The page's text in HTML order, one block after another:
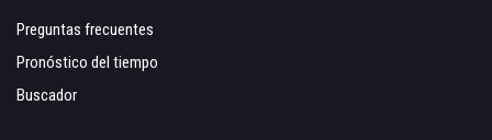
Preguntas frecuentes
Pronóstico del tiempo
Buscador